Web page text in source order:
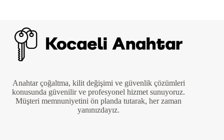
Anahtar çoğaltma, kilit değişimi ve güvenlik çözümleri
konusunda güvenilir ve profesyonel hizmet sunuyoruz.
Müşteri memnuniyetini ön planda tutarak, her zaman
yanınızdayız.